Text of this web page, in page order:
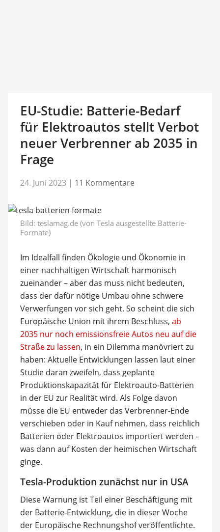
EU-Studie: Batterie-Bedarf
für Elektroautos stellt Verbot
neuer Verbrenner ab 2035 in
Frage
24. Juni 2023 | 11 Kommentare
Bild: teslamag.de (von Tesla ausgestellte Batterie-
Formate)
Im Idealfall finden Ökologie und Ökonomie in
einer nachhaltigen Wirtschaft harmonisch
zueinander – aber das muss nicht bedeuten,
dass der dafür nötige Umbau ohne schwere
Verwerfungen vor sich geht. So scheint die sich
Europäische Union mit ihrem Beschluss, ab
2035 nur noch emissionsfreie Autos neu auf die
Straße zu lassen, in ein Dilemma manövriert zu
haben: Aktuelle Entwicklungen lassen laut einer
Studie daran zweifeln, dass geplante
Produktionskapazität für Elektroauto-Batterien
in der EU zur Realität wird. Als Folge davon
müsse die EU entweder das Verbrenner-Ende
verschieben oder in Kauf nehmen, dass reichlich
Batterien oder Elektroautos importiert werden –
was dann auf Kosten der heimischen Wirtschaft
ginge.
Tesla-Produktion zunächst nur in USA
Diese Warnung ist Teil einer Beschäftigung mit
der Batterie-Entwicklung, die in dieser Woche
der Europäische Rechnungshof veröffentlichte.